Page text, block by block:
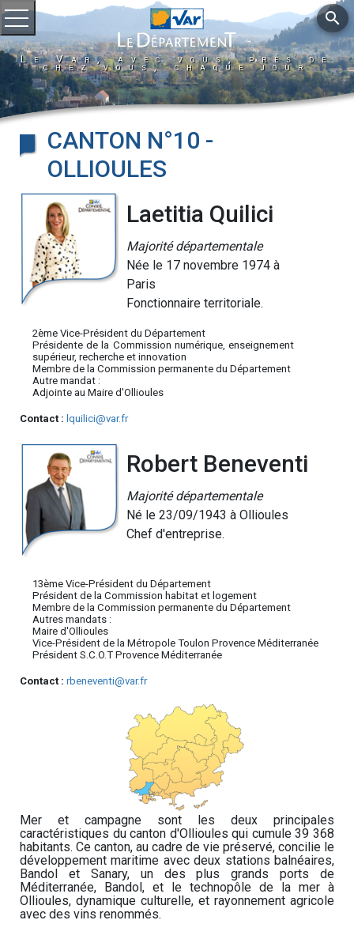
Ouvrir le menu
Le Var, avec vous, près de
chez vous, chaque jour
search
CANTON N°10 -
OLLIOULES
Laetitia Quilici
Majorité départementale
Née le 17 novembre 1974 à
Paris
Fonctionnaire territoriale.
2ème Vice-Président du Département
Présidente de la Commission numérique, enseignement
supérieur, recherche et innovation
Membre de la Commission permanente du Département
Autre mandat :
Adjointe au Maire d'Ollioules
Contact : lquilici@var.fr
Robert Beneventi
Majorité départementale
Né le 23/09/1943 à Ollioules
Chef d'entreprise.
13ème Vice-Président du Département
Président de la Commission habitat et logement
Membre de la Commission permanente du Département
Autres mandats :
Maire d'Ollioules
Vice-Président de la Métropole Toulon Provence Méditerranée
Président S.C.O.T Provence Méditerranée
Contact : rbeneventi@var.fr
Mer et campagne sont les deux principales
caractéristiques du canton d'Ollioules qui cumule 39 368
habitants. Ce canton, au cadre de vie préservé, concilie le
développement maritime avec deux stations balnéaires,
Bandol et Sanary, un des plus grands ports de
Méditerranée, Bandol, et le technopôle de la mer à
Ollioules, dynamique culturelle, et rayonnement agricole
avec des vins renommés.